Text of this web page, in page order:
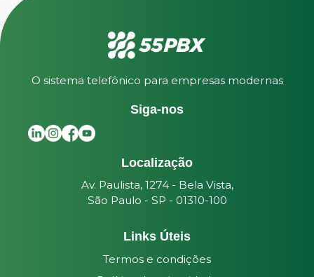
O sistema telefônico para empresas modernas
Siga-nos
Localização
Av. Paulista, 1274 - Bela Vista,
São Paulo - SP - 01310-100
Links Úteis
Termos e condições